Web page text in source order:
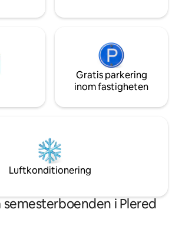
Gratis parkering
inom fastigheten
Luftkonditionering
i Plered